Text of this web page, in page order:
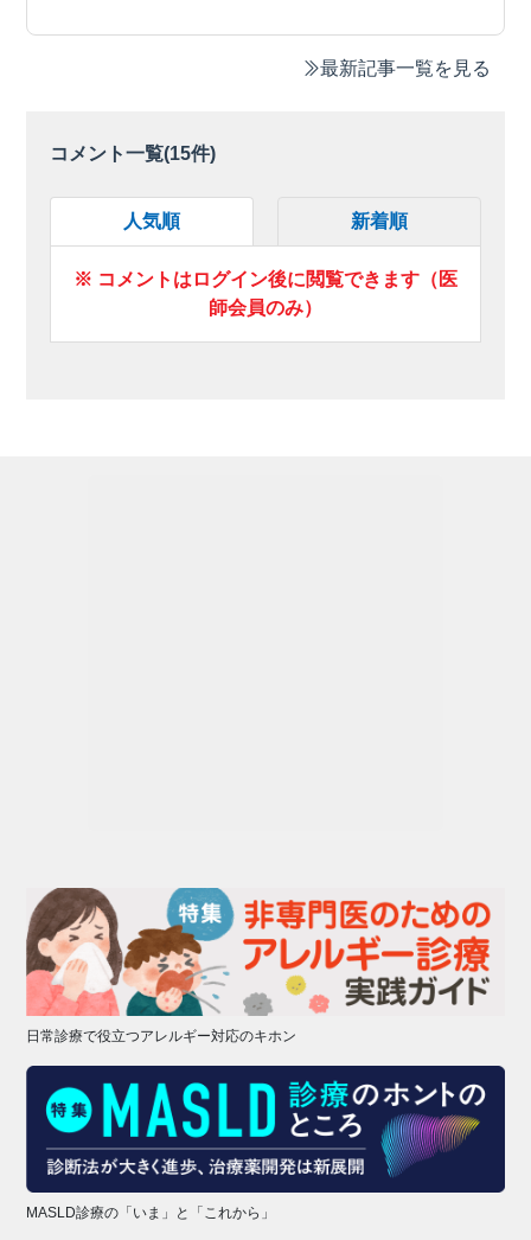
最新記事一覧を見る
コメント一覧(15件)
人気順 新着順
※ コメントはログイン後に閲覧できます（医
師会員のみ）
日常診療で役立つアレルギー対応のキホン
MASLD診療の「いま」と「これから」